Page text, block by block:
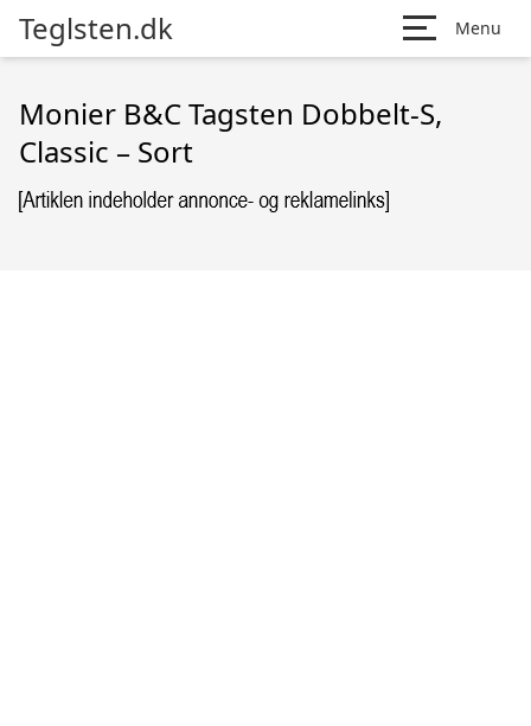
Teglsten.dk Menu
Monier B&C Tagsten Dobbelt-S,
Classic – Sort